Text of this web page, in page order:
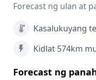
Forecast ng ulan at
Kasalukuyang
Kidlat 574km
Forecast ng